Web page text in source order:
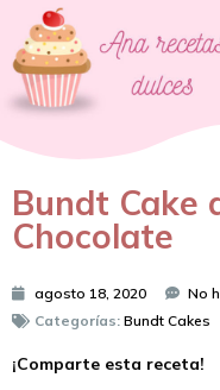
Bundt Cake
Chocolate
agosto 18, 2020
No
Categorías: Bundt Cakes
¡Comparte esta receta!